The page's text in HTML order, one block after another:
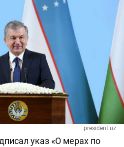
president.uz
указ «О мерах по